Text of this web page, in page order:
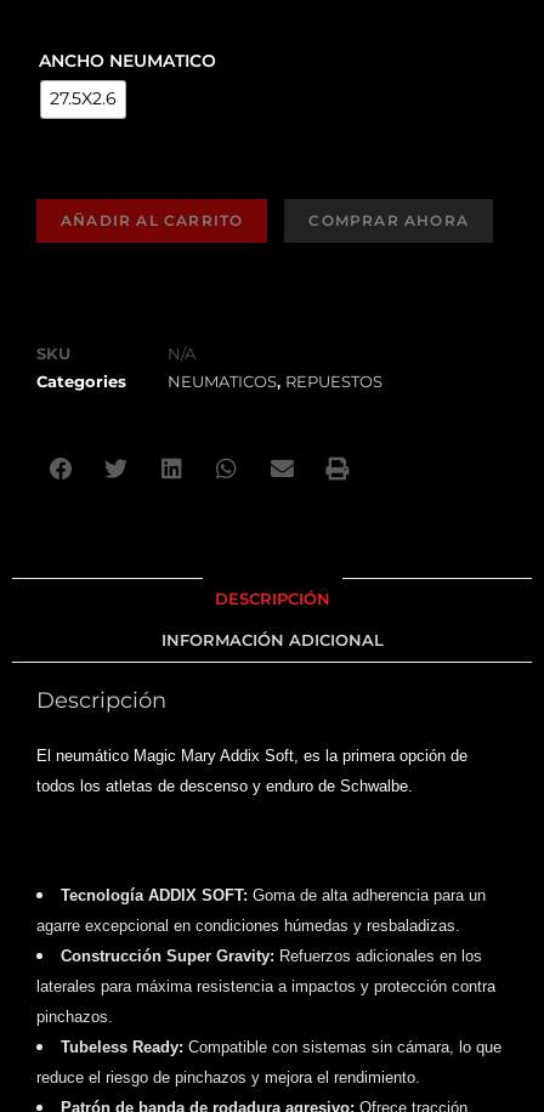
ANCHO NEUMATICO
27.5X2.6
AÑADIR AL CARRITO
SKU
N/A
Categories
NEUMATICOS, REPUESTOS
DESCRIPCIÓN
INFORMACIÓN ADICIONAL
Descripción
El neumático Magic Mary Addix Soft, es la primera opción de
todos los atletas de descenso y enduro de Schwalbe.
Tecnología ADDIX SOFT: Goma de alta adherencia para un
agarre excepcional en condiciones húmedas y resbaladizas.
Construcción Super Gravity: Refuerzos adicionales en los
laterales para máxima resistencia a impactos y protección contra
pinchazos.
Tubeless Ready: Compatible con sistemas sin cámara, lo que
reduce el riesgo de pinchazos y mejora el rendimiento.
Patrón de banda de rodadura agresivo: Ofrece tracción